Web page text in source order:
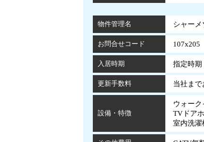
物件管理名 シャーメ
お問合せコード 107x205
入居時期 指定時期
更新手数料 当社まで
設備・特徴
ウォー
TVドア
室内洗